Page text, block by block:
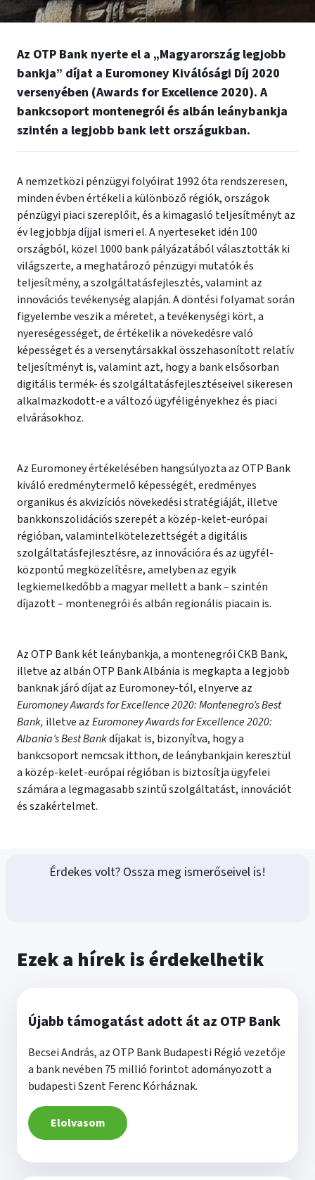
Az OTP Bank nyerte el a „Magyarország legjobb
bankja” díjat a Euromoney Kiválósági Díj 2020
versenyében (Awards for Excellence 2020). A
bankcsoport montenegrói és albán leánybankja
szintén a legjobb bank lett országukban.
A nemzetközi pénzügyi folyóirat 1992 óta rendszeresen,
minden évben értékeli a különböző régiók, országok
pénzügyi piaci szereplőit, és a kimagasló teljesítményt az
év legjobbja díjjal ismeri el. A nyerteseket idén 100
országból, közel 1000 bank pályázatából választották ki
világszerte, a meghatározó pénzügyi mutatók és
teljesítmény, a szolgáltatásfejlesztés, valamint az
innovációs tevékenység alapján. A döntési folyamat során
figyelembe veszik a méretet, a tevékenységi kört, a
nyereségességet, de értékelik a növekedésre való
képességet és a versenytársakkal összehasonított relatív
teljesítményt is, valamint azt, hogy a bank elsősorban
digitális termék- és szolgáltatásfejlesztéseivel sikeresen
alkalmazkodott-e a változó ügyféligényekhez és piaci
elvárásokhoz.
Az Euromoney értékelésében hangsúlyozta az OTP Bank
kiváló eredménytermelő képességét, eredményes
organikus és akvizíciós növekedési stratégiáját, illetve
bankkonszolidációs szerepét a közép-kelet-európai
régióban, valamintelkötelezettségét a digitális
szolgáltatásfejlesztésre, az innovációra és az ügyfél-
központú megközelítésre, amelyben az egyik
legkiemelkedőbb a magyar mellett a bank – szintén
díjazott – montenegrói és albán regionális piacain is.
Az OTP Bank két leánybankja, a montenegrói CKB Bank,
illetve az albán OTP Bank Albánia is megkapta a legjobb
banknak járó díjat az Euromoney-tól, elnyerve az
Euromoney Awards for Excellence 2020: Montenegro’s Best
Bank, illetve azEuromoney Awards for Excellence 2020:
Albania’s Best Bankdíjakat is, bizonyítva, hogy a
bankcsoport nemcsak itthon, de leánybankjain keresztül
a közép-kelet-európai régióban is biztosítja ügyfelei
számára a legmagasabb szintű szolgáltatást, innovációt
és szakértelmet.
Érdekes volt? Ossza meg ismerőseivel is!
Ezek a hírek is érdekelhetik
Újabb támogatást adott át az OTP Bank
Becsei András, az OTP Bank Budapesti Régió vezetője
a bank nevében 75 millió forintot adományozott a
budapesti Szent Ferenc Kórháznak.
Elolvasom